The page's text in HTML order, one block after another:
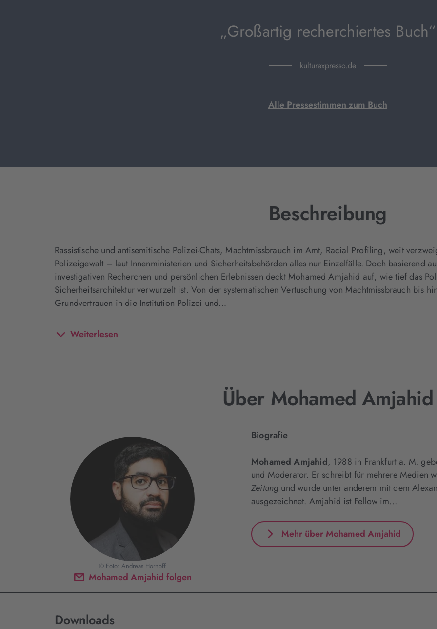
„Großartig recherchiertes Buch“
kulturexpresso.de
Alle Pressestimmen zum Buch
Beschreibung
Rassistische und antisemitische Polizei-Chats, Machtmissbrauch im Amt, Racial Profiling, weit
Polizeigewalt – laut Innenministerien und Sicherheitsbehörden alles nur Einzelfälle. Doch basierend
investigativen Recherchen und persönlichen Erlebnissen deckt Mohamed Amjahid auf, wie tief das
Sicherheitsarchitektur verwurzelt ist. Von der systematischen Vertuschung von Machtmissbrauch bis
Grundvertrauen in die Institution Polizei und…
Weiterlesen
Über Mohamed Amjahid
Mohamed Amjahid folgen
© Foto: Andreas Hornoff
Biografie
Mohamed Amjahid, 1988 in Frankfurt a. M.
und Moderator. Er schreibt für mehrere Medien
Zeitung und wurde unter anderem mit dem
ausgezeichnet. Amjahid ist Fellow im...
Mehr über Mohamed Amjahid
Downloads